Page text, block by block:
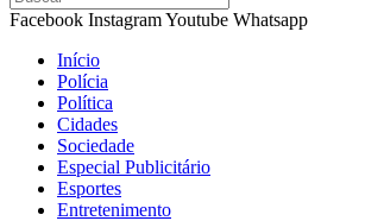
Facebook InstagramYoutube Whatsapp
Início
Polícia
Política
Cidades
Sociedade
Especial Publicitário
Esportes
Entretenimento